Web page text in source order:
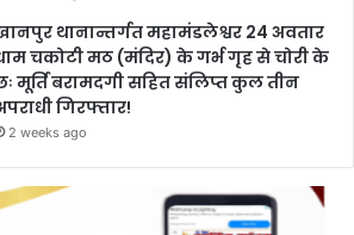
थानान्तर्गत महामंडलेश्वर 24 अवतार
चकोटी मठ (मंदिर) के गर्भ गृह से चोरी के
मूर्ति बरामदगी सहित संलिप्त कुल तीन
गिरफ्तार!
2 weeks ago